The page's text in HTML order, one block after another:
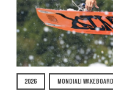
2026 MONDIALI